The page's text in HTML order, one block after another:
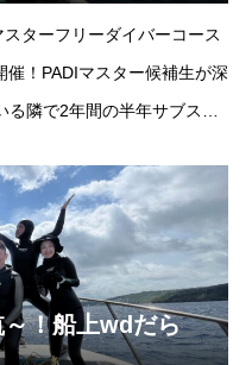
ターフリーダイバーコース
！PADIマスター候補生が深
隣で2年間の半年サブスク
！船上wdだら